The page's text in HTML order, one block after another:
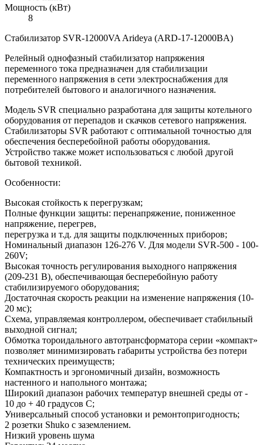
Мощность (кВт)
8
Cтабилизатор SVR-12000VA Arideya (ARD-17-12000BA)
Релейный однофазный стабилизатор напряжения
переменного тока предназначен для стабилизации
переменного напряжения в сети электроснабжения для
потребителей бытового и аналогичного назначения.
Модель SVR специально разработана для защиты котельного
оборудования от перепадов и скачков сетевого напряжения.
Стабилизаторы SVR работают с оптимальной точностью для
обеспечения бесперебойной работы оборудования.
Устройство также может использоваться с любой другой
бытовой техникой.
Особенности:
Высокая стойкость к перегрузкам;
Полные функции защиты: перенапряжение, пониженное
напряжение, перегрев,
перегрузка и т.д. для защиты подключенных приборов;
Номинальный диапазон 126-276 V. Для модели SVR-500 - 100-
260V;
Высокая точность регулирования выходного напряжения
(209-231 В), обеспечивающая бесперебойную работу
стабилизируемого оборудования;
Достаточная скорость реакции на изменение напряжения (10-
20 мс);
Схема, управляемая контроллером, обеспечивает стабильный
выходной сигнал;
Обмотка тороидального автотрансформатора серии «компакт»
позволяет минимизировать габариты устройства без потери
технических преимуществ;
Компактность и эргономичный дизайн, возможность
настенного и напольного монтажа;
Широкий диапазон рабочих температур внешней среды от -
10 до + 40 градусов С;
Универсальный способ установки и ремонтопригодность;
2 розетки Shuko с заземлением.
Низкий уровень шума